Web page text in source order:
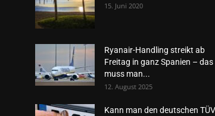
15. Juni 2020
Ryanair-Handling streikt ab
Freitag in ganz Spanien – das
muss man...
12. August 2025
Kann man den deutschen TÜV